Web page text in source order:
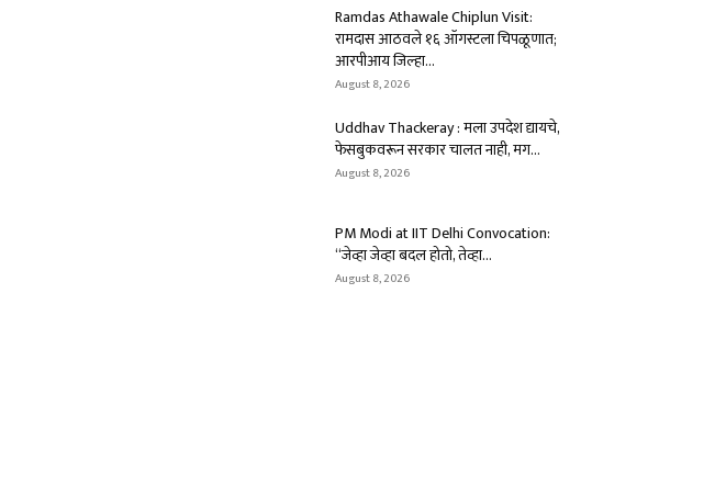
Ramdas Athawale Chiplun Visit:
रामदास आठवले १६ ऑगस्टला चिपळूणात;
आरपीआय जिल्हा...
August 8, 2026
Uddhav Thackeray : मला उपदेश द्यायचे,
फेसबुकवरून सरकार चालत नाही, मग...
August 8, 2026
PM Modi at IIT Delhi Convocation:
“जेव्हा जेव्हा बदल होतो, तेव्हा...
August 8, 2026